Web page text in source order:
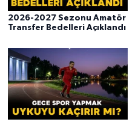
2026-2027 Sezonu Amatör
Transfer Bedelleri Açıklandı